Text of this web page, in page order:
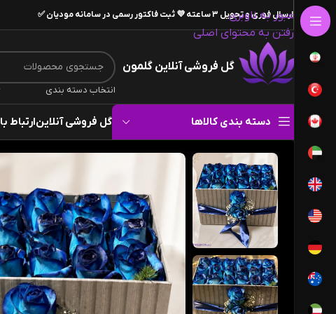
عبور به ناوبری
رفتن به محتوای اصلی
ارسال فوری و تحویل ۳ ساعته 💜 ثبت فاکتور رسمی در سامانه مودیان ✅
گل فروشی آنلاین گلمون
انتخاب دسته بندی
دسته بندی کالاها گل فروشی آنلاینارتباط